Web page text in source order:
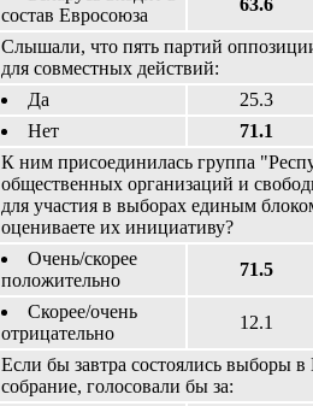
состав Евросоюза
63.6
Слышали, что пять партий
для совместных действий:
Да
25.3
Нет
71.1
К ним присоединилась группа
общественных организаций и
для участия в выборах единым
оцениваете их инициативу?
Очень/скорее
положительно
71.5
Скорее/очень
отрицательно
12.1
Если бы завтра состоялись выборы
собрание, голосовали бы за: